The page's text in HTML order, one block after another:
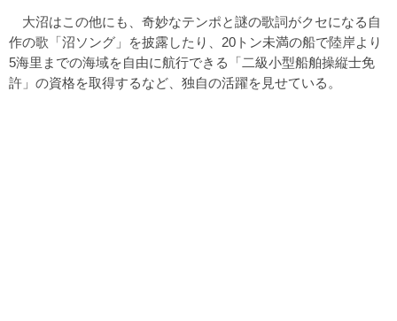
大沼はこの他にも、奇妙なテンポと謎の歌詞がクセになる自
作の歌「沼ソング」を披露したり、20トン未満の船で陸岸より
5海里までの海域を自由に航行できる「二級小型船舶操縦士免
許」の資格を取得するなど、独自の活躍を見せている。